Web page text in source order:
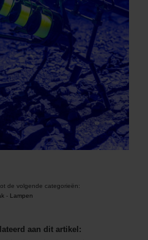
de volgende categorieën:
- Lampen
aan dit artikel: